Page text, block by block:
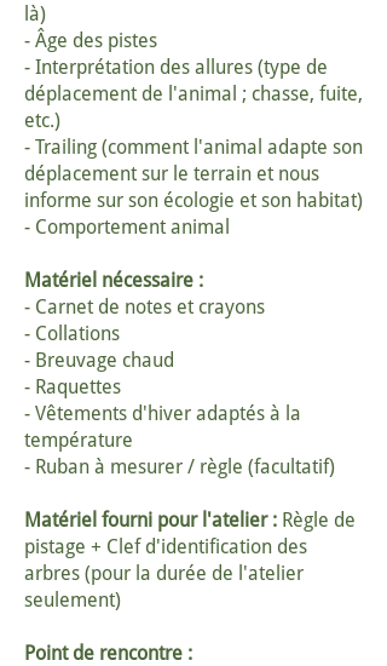
là)
- Âge des pistes
- Interprétation des allures (type de
déplacement de l'animal ; chasse, fuite,
etc.)
- Trailing (comment l'animal adapte son
déplacement sur le terrain et nous
informe sur son écologie et son habitat)
- Comportement animal
Matériel nécessaire :
- Carnet de notes et crayons
- Collations
- Breuvage chaud
- Raquettes
- Vêtements d'hiver adaptés à la
température
- Ruban à mesurer / règle (facultatif)
Matériel fourni pour l'atelier : Règle de
pistage + Clef d'identification des
arbres (pour la durée de l'atelier
seulement)
Point de rencontre :